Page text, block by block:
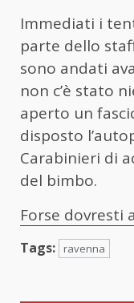
Immediati i
parte dello
sono andati
non c’è stato
aperto un
disposto
Carabinieri di
del bimbo.
Forse dovresti
Tags: ravenna